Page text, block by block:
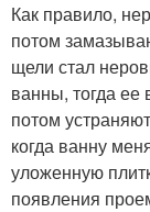
Как правило,
потом
щели стал
ванны, тогда
потом
когда ванну
уложенную
появления